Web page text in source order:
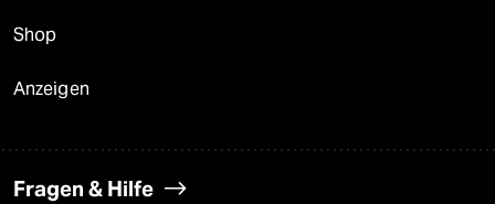
Shop
Anzeigen
Fragen & Hilfe